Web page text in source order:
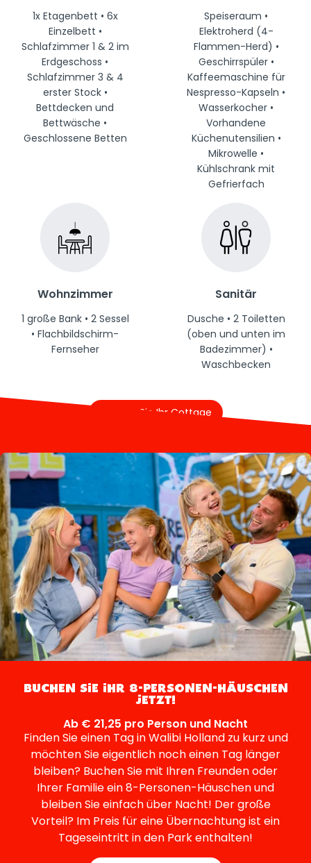
1x Etagenbett • 6x
Einzelbett •
Schlafzimmer 1 & 2 im
Erdgeschoss •
Schlafzimmer 3 & 4
erster Stock •
Bettdecken und
Bettwäsche •
Geschlossene Betten
Speiseraum •
Elektroherd (4-
Flammen-Herd) •
Geschirrspüler •
Kaffeemaschine für
Nespresso-Kapseln •
Wasserkocher •
Vorhandene
Küchenutensilien •
Mikrowelle •
Kühlschrank mit
Gefrierfach
Wohnzimmer
1 große Bank • 2 Sessel
• Flachbildschirm-
Fernseher
Sanitär
Dusche • 2 Toiletten
(oben und unten im
Badezimmer) •
Waschbecken
Buchen Sie Ihr Cottage
BUCHEN SIE IHR 8-PERSONEN-HÄUSCHEN
JETZT!
Ab € 21,25 pro Person und Nacht
Finden Sie einen Tag in Walibi Holland zu kurz und
möchten Sie eigentlich noch einen Tag länger
bleiben? Buchen Sie mit Ihren Freunden oder
Ihrer Familie ein 8-Personen-Häuschen und
bleiben Sie einfach über Nacht! Der große
Vorteil? Im Preis für eine Übernachtung ist ein
Tageseintritt in den Park enthalten!